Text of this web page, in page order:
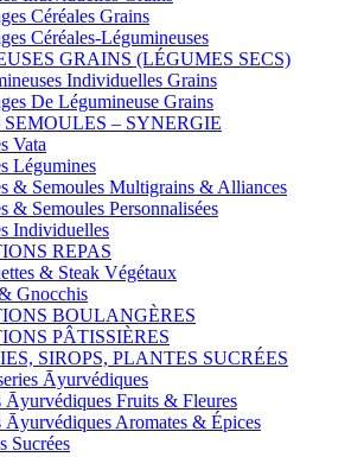
Céréales Grains
Céréales-Légumineuses
GRAINS (LÉGUMES SECS)
Individuelles Grains
De Légumineuse Grains
SEMOULES – SYNERGIE
Vata
Légumines
& Semoules Multigrains & Alliances
& Semoules Personnalisées
Individuelles
REPAS
& Steak Végétaux
Gnocchis
BOULANGÈRES
PÂTISSIÈRES
SIROPS, PLANTES SUCRÉES
Āyurvédiques
Āyurvédiques Fruits & Fleures
Āyurvédiques Aromates & Épices
Sucrées